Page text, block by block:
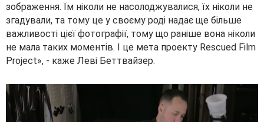
зображення. Їм ніколи не насолоджувалися, їх ніколи не
згадували, та тому це у своєму роді надає ще більше
важливості цієї фотографії, тому що раніше вона ніколи
не мала таких моментів. І це мета проекту Rescued Film
Project», - каже Леві Беттвайзер.